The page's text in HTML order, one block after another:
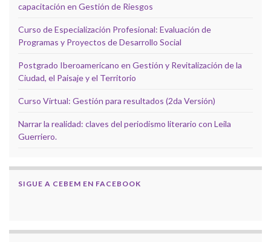
capacitación en Gestión de Riesgos
Curso de Especialización Profesional: Evaluación de
Programas y Proyectos de Desarrollo Social
Postgrado Iberoamericano en Gestión y Revitalización de la
Ciudad, el Paisaje y el Territorio
Curso Virtual: Gestión para resultados (2da Versión)
Narrar la realidad: claves del periodismo literario con Leila
Guerriero.
SIGUE A CEBEM EN FACEBOOK